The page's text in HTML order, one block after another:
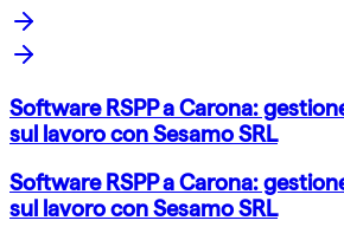
Software RSPP a Carona:
sul lavoro con Sesamo SRL
Software RSPP a Carona:
sul lavoro con Sesamo SRL